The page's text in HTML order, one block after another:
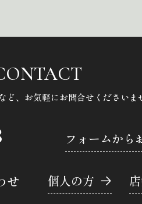
、 お気軽にお問合せくださいま
フォームから
せ 個人の方